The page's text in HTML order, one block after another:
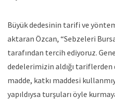
Büyük dedesinin tarifi ve
aktaran Özcan, “Sebzeleri
tarafından tercih ediyoruz.
dedelerimizin aldığı tariflerden
madde, katkı maddesi
yapıldıysa turşuları öyle